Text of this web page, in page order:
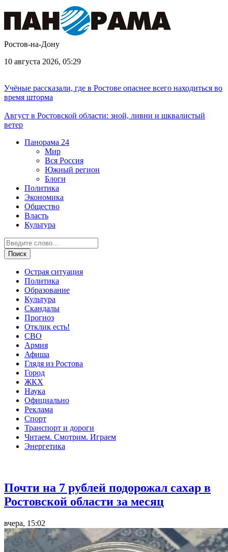
Ростов-на-Дону
10 августа 2026, 05:29
Учёные рассказали, где в Ростове опаснее всего находиться во
время шторма
Август в Ростовской области: зной, ливни и шквалистый
ветер
Панорама 24
Мир
Вся Россия
Южный регион
Блоги
Политика
Экономика
Общество
Власть
Культура
Острая ситуация
Политика
Образование
Культура
Скандалы
Прогноз
Отклик есть!
СВО
Армия
Афиша
Глядя из Ростова
Город
ЖКХ
Наука
Официально
Реклама
Спорт
Транспорт и дороги
Читаем. Смотрим. Играем
Энергетика
Почти на 7 рублей подорожал сахар в
Ростовской области за месяц
вчера, 15:02